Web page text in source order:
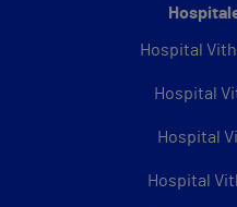
Hospital
Hospital
Hospital
Hospital